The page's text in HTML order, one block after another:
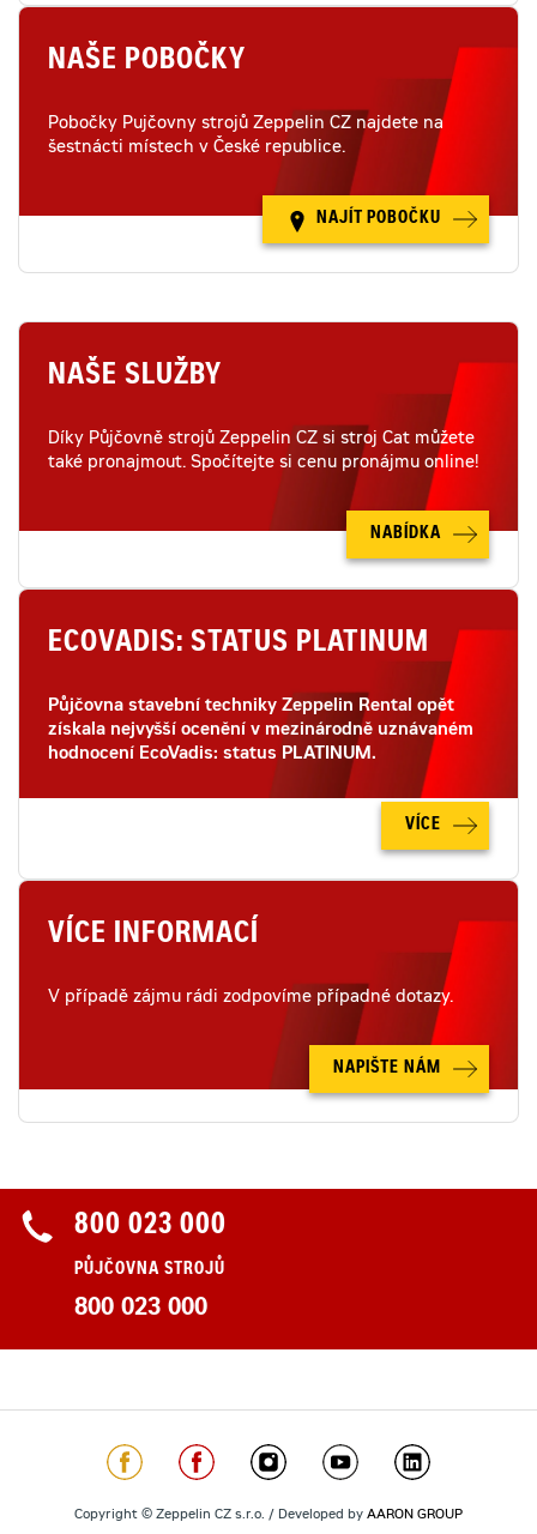
NAŠE POBOČKY
Pobočky Pujčovny strojů Zeppelin CZ najdete na
šestnácti místech v České republice.
NAJÍT POBOČKU
NAŠE SLUŽBY
Díky Půjčovně strojů Zeppelin CZ si stroj Cat můžete
také pronajmout. Spočítejte si cenu pronájmu online!
NABÍDKA
ECOVADIS: STATUS PLATINUM
Půjčovna stavební techniky Zeppelin Rental opět
získala nejvyšší ocenění v mezinárodně uznávaném
hodnocení EcoVadis: status PLATINUM.
VÍCE
VÍCE INFORMACÍ
V případě zájmu rádi zodpovíme případné dotazy.
NAPIŠTE NÁM
800 023 000
PŮJČOVNA STROJŮ
800 023 000
Copyright © Zeppelin CZ s.r.o. / Developed by AARON GROUP